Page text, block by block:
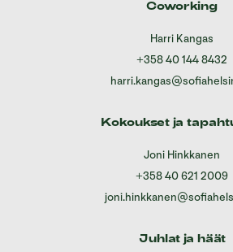
Coworking
Harri Kangas
+358 40 144 8432
Kokoukset ja
Joni Hinkkanen
+358 40 621 2009
Juhlat ja häät